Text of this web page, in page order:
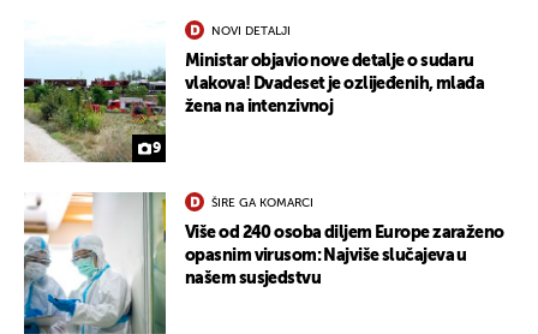
9
NOVI DETALJI
Ministar objavio nove detalje o sudaru
vlakova! Dvadeset je ozlijeđenih, mlađa
žena na intenzivnoj
ŠIRE GA KOMARCI
Više od 240 osoba diljem Europe zaraženo
opasnim virusom: Najviše slučajeva u
našem susjedstvu